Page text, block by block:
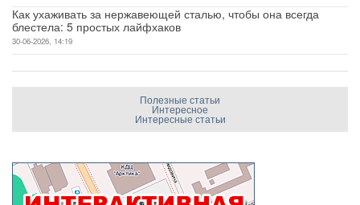
Как ухаживать за нержавеющей сталью, чтобы она всегда
блестела: 5 простых лайфхаков
30-06-2026, 14:19
Полезные статьи
Интересное
Интересные статьи